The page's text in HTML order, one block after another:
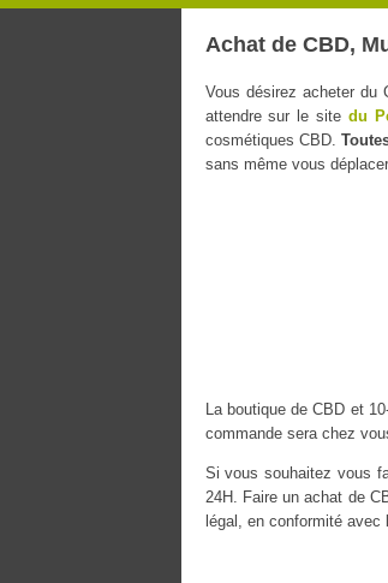
Achat de CBD,
Vous désirez acheter
attendre sur le sitedu
cosmétiques CBD.
sans même vous déplacer.
La boutique de CBD et
commande sera chez
Si vous souhaitez vous
24H. Faire un achat de
légal, en conformité